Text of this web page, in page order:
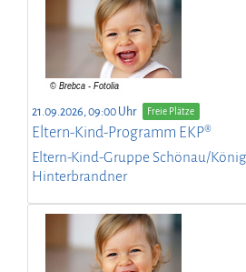
21.09.2026, 09:00 Uhr Freie Plätze
Eltern-Kind-Programm EKP®
Eltern-Kind-Gruppe Schönau/
Hinterbrandner